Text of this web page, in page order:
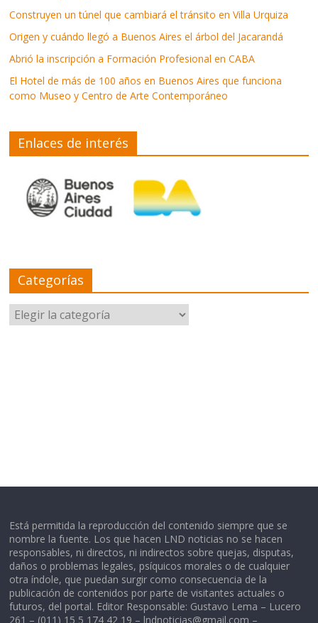
Construyen un túnel que cambiará el tránsito en Villa Urquiza
Origen y cuándo llegó a Buenos Aires el árbol del Jacarandá
Abrió la inscripción a Formación Profesional en CABA
El Hotel de más de 100 años en Buenos Aires que funciona
como Museo y Centro de Arte Contemporáneo
Enlaces de interés
Categorías
Categorías
Está permitida la reproducción del contenido siempre que se
nombre la fuente. Los que hacen LND noticias no se hacen
responsables, ni directos, ni indirectos sobre quejas, disputas,
daños o problemas legales, psíquicos morales o de cualquier
otra índole, que puedan surgir como consecuencia de la
publicación de contenidos por parte de visitantes actuales o
futuros, del portal. Editor Responsable: Gustavo Lema – Lucero
261 – (011) 15 5 174 42 19 – lndnoticias@gmail.com –